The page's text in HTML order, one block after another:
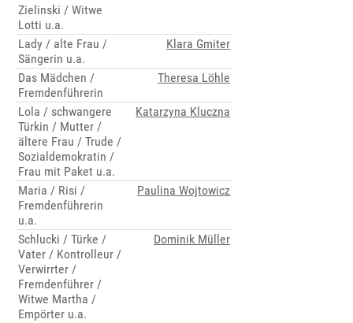
Zielinski / Witwe
Lotti u.a.
Lady / alte Frau /
Sängerin u.a.
Klara Gmiter
Das Mädchen /
Fremdenführerin
Theresa Löhle
Lola / schwangere
Türkin / Mutter /
ältere Frau / Trude /
Sozialdemokratin /
Frau mit Paket u.a.
Katarzyna Kluczna
Maria / Risi /
Fremdenführerin
u.a.
Paulina Wojtowicz
Schlucki / Türke /
Vater / Kontrolleur /
Verwirrter /
Fremdenführer /
Witwe Martha /
Empörter u.a.
Dominik Müller